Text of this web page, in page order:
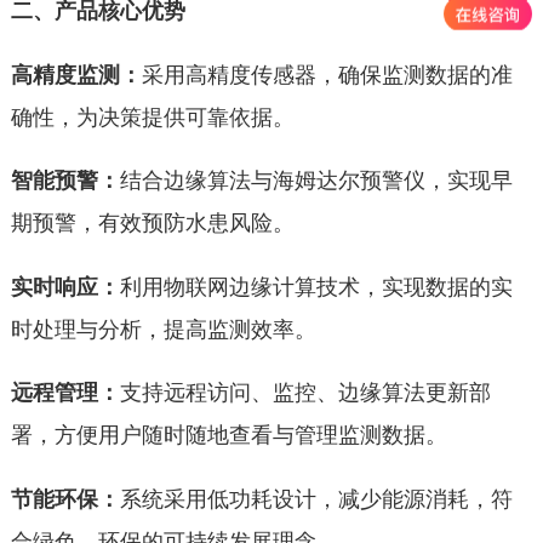
二、产品核心优势
高精度监测： 采用高精度传感器，确保监测数据的准
确性，为决策提供可靠依据。
智能预警： 结合边缘算法与海姆达尔预警仪，实现早
期预警，有效预防水患风险。
实时响应： 利用物联网边缘计算技术，实现数据的实
时处理与分析，提高监测效率。
远程管理： 支持远程访问、监控、边缘算法更新部
署 ，方便用户随时随地查看与管理监测数据。
节能环保： 系统采用低功耗设计，减少能源消耗，符